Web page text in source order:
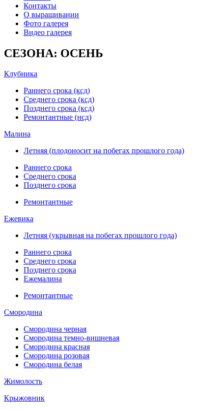
Контакты
О выращивании
Фото галерея
Видео галерея
СЕЗОНА: ОСЕНЬ
Клубника
Раннего срока (ксд)
Среднего срока (ксд)
Позднего срока (ксд)
Ремонтантные (нсд)
Малина
Летняя (плодоносит на побегах прошлого года)
Раннего срока
Среднего срока
Позднего срока
Ремонтантные
Ежевика
Летняя (укрывная на побегах прошлого года)
Раннего срока
Среднего срока
Позднего срока
Ежемалина
Ремонтантные
Смородина
Смородина черная
Смородина темно-вишневая
Смородина красная
Смородина розовая
Смородина белая
Жимолость
Крыжовник